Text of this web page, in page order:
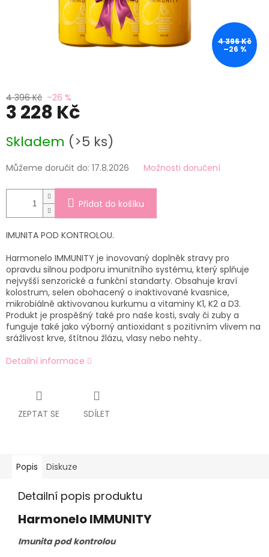
4 396 Kč
–26 %
4 396 Kč –26 %
3 228 Kč
cena:
Skladem (>5 ks)
Můžeme doručit do: 17.8.2026 Možnosti doručení
Přidat do košíku
IMUNITA POD KONTROLOU.
Harmonelo IMMUNITY je inovovaný doplněk stravy pro
opravdu silnou podporu imunitního systému, který splňuje
nejvyšší senzorické a funkční standarty. Obsahuje kraví
kolostrum, selen obohacený o inaktivované kvasnice,
mikrobiálně aktivovanou kurkumu a vitaminy K1, K2 a D3.
Produkt je prospěšný také pro naše kosti, svaly či zuby a
funguje také jako výborný antioxidant s pozitivním vlivem na
srážlivost krve, štítnou žlázu, vlasy nebo nehty..
Detailní informace
ZEPTAT SE SDÍLET
Popis Diskuze
Detailní popis produktu
Harmonelo IMMUNITY
Imunita pod kontrolou